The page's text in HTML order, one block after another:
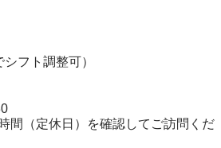
フト調整可）
（定休日）を確認してご訪問くだ